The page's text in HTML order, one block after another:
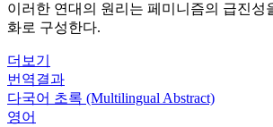
이러한 연대의 원리는 페미니즘의 급진성
화로 구성한다.
더보기
번역결과
다국어 초록 (Multilingual Abstract)
영어